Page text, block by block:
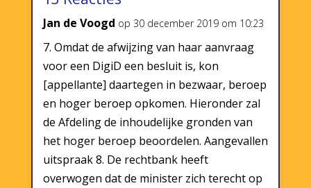
Jan de Voogd op 30 december 2019 om 10:23
7. Omdat de afwijzing van haar aanvraag
voor een DigiD een besluit is, kon
[appellante] daartegen in bezwaar, beroep
en hoger beroep opkomen. Hieronder zal
de Afdeling de inhoudelijke gronden van
het hoger beroep beoordelen. Aangevallen
uitspraak 8. De rechtbank heeft
overwogen dat de minister zich terecht op